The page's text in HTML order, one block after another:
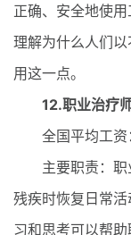
正确、安全地使
理解为什么人们
用这一点。
12.职业治疗
全国平均工资
主要职责：职
残疾时恢复日常
习和思考可以帮